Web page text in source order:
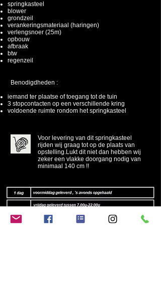
springkasteel
blower
grondzeil
verankeringsmateriaal (haringen)
verlengsnoer (25m)
opbouw
afbraak
btw
regenzeil
Benodigdheden :
iemand ter plaatse of toegang tot de tuin
3 stopcontacten op een verschillende kring
voldoende ruimte rondom het springkasteel
Voor levering van dit springkasteel
rijden wij graag tot op de plaats van
opstelling.Lukt dit niet dan hebben wij
zeker een vlakke doorgang nodig van
minimaal 140 cm !!